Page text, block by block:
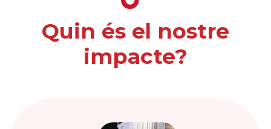
Quin és el nostre
impacte?